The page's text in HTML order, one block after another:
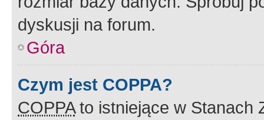
dyskusji na forum.
Góra
Czym jest COPPA?
COPPAto istniejące w Stanach